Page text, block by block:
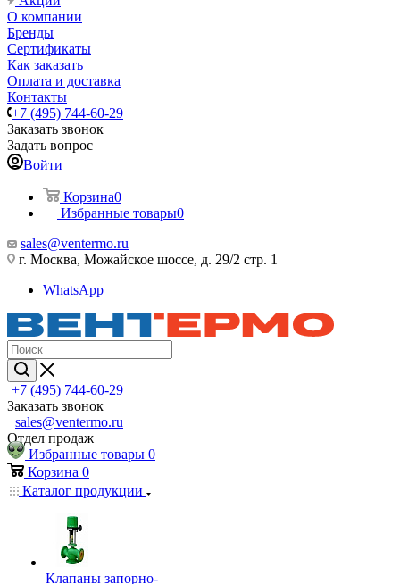
О компании
Бренды
Сертификаты
Как заказать
Оплата и доставка
Контакты
+7 (495) 744-60-29
Заказать звонок
Задать вопрос
Войти
Корзина0
Избранные товары0
sales@ventermo.ru
г. Москва, Можайское шоссе, д. 29/2 стр. 1
WhatsApp
+7 (495) 744-60-29
Заказать звонок
sales@ventermo.ru
Отдел продаж
Избранные товары 0
Корзина 0
Каталог продукции
Клапаны запорно-